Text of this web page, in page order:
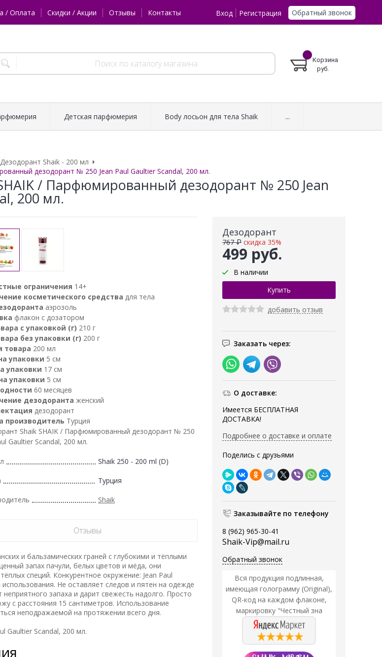
/ Оплата Скидки / Акции Отзывы Контакты Вход Регистрация Обратный звонок
Корзина
руб.
Детская парфюмерия Body лосьон для тела Shaik ...
Дезодорант Shaik - 200 мл
дезодорант № 250 Jean Paul Gaultier Scandal, 200 мл.
/ Парфюмированный дезодорант № 250 Jean
200 мл.
Дезодорант
499 руб.
767 ₽ скидка 35%
В наличии
добавить отзыв
Заказать через:
О доставке:
Имеется БЕСПЛАТНАЯ
ДОСТАВКА!
Подробнее о доставке и оплате
Поделись с друзьями
Заказывайте по телефону
8 (962) 965-30-41
Shaik-Vip@mail.ru
Обратный звонок
Вся продукция подлинная,
имеющая голограмму (Original),
QR-код на каждом флаконе,
маркировку "Честный зна
ограничения 14+
косметического средства для тела
аэрозоль
флакон с дозатором
с упаковкой (г) 210 г
без упаковки (г) 200 г
товара 200 мл
упаковки 5 см
упаковки 17 см
упаковки 5 см
60 месяцев
дезодоранта женский
дезодорант
производитель Турция
Shaik SHAIK / Парфюмированный дезодорант № 250
Gaultier Scandal, 200 мл.
Shaik 250 - 200 ml (D)
Турция
Shaik
Отзывы
и бальзамических граней с глубокими и тёплыми
запах пачули, белых цветов и мёда, они
специй. Конкурентное окружение: Jean Paul
Не оставляет следов и пятен на одежде
запаха и дарит свежесть надолго. Просто
с расстояния 15 сантиметров. Использование
неподражаемой на протяжении всего дня.
Gaultier Scandal, 200 мл.